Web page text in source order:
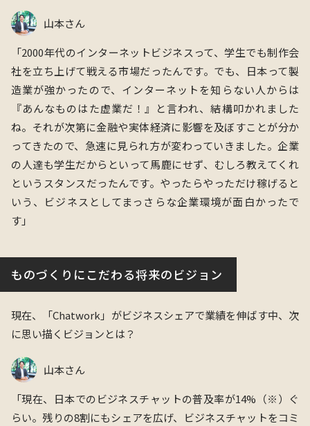
山本さん
「2000年代のインターネットビジネスって、学生でも制作会
社を立ち上げて戦える市場だったんです。でも、日本って製
造業が強かったので、インターネットを知らない人からは
『あんなものはた虚業だ！』と言われ、結構叩かれました
ね。それが次第に金融や実体経済に影響を及ぼすことが分か
ってきたので、急速に見られ方が変わっていきました。企業
の人達も学生だからといって馬鹿にせず、むしろ教えてくれ
というスタンスだったんです。やったらやっただけ稼げると
いう、ビジネスとしてまっさらな企業環境が面白かったで
す」
ものづくりにこだわる将来のビジョン
現在、 「Chatwork」 がビジネスシェアで業績を伸ばす中、次
に思い描くビジョンとは？
山本さん
「現在、日本でのビジネスチャットの普及率が14% （※）
ぐ
らい。残りの8割にもシェアを広げ、ビジネスチャットをコミ